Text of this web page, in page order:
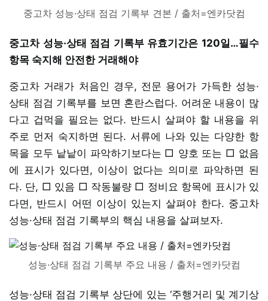
중고차 성능·상태 점검 기록부 견본 / 출처=엔카닷컴
중고차 성능·상태 점검 기록부 유효기간은 120일…필수
항목 숙지해 안전한 거래해야
중고차 거래가 처음인 경우, 전문 용어가 가득한 성능·
상태 점검 기록부를 보면 혼란스럽다. 어려운 내용이 많
다고 겁먹을 필요는 없다. 반드시 살펴야 할 내용을 위
주로 먼저 숙지하면 된다. 서류에 나와 있는 다양한 항
목을 모두 낱낱이 파악하기보다는 □ 양호 또는 □ 없음
에 표시가 있다면, 이상이 없다는 의미로 파악하면 된
다. 단, □ 있음 □ 작동불량 □ 정비요 항목에 표시가 있
다면, 반드시 어떤 이상이 있는지 살펴야 한다. 중고차
성능·상태 점검 기록부의 핵심 내용을 살펴보자.
성능·상태 점검 기록부 주요 내용 / 출처=엔카닷컴
성능·상태 점검 기록부 상단에 있는 ‘주행거리 및 계기상